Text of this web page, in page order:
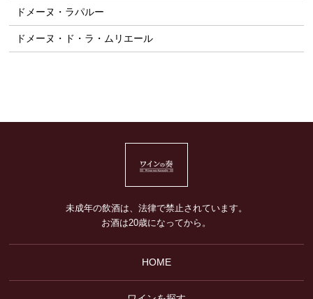
ドメーヌ・ラパルー
ドメーヌ・ド・ラ・ムリエール
未成年の飲酒は、法律で禁止されています。
お酒は20歳になってから。
HOME